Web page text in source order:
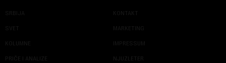
SRBIJA
SVET
KOLUMNE
PRIČE I ANALIZE
KONTAKT
MARKETING
IMPRESSUM
NJUZLETER